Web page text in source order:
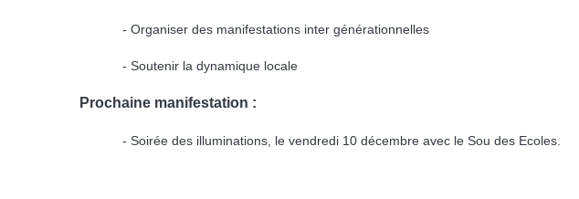
- Organiser des manifestations inter générationnelles
- Soutenir la dynamique locale
Prochaine manifestation :
- Soirée des illuminations, le vendredi 10 décembre avec le Sou des Ecoles.